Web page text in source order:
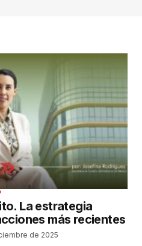
correo electrónico y sitio
para la próxima vez que
La estrategia
más recientes
de 2025